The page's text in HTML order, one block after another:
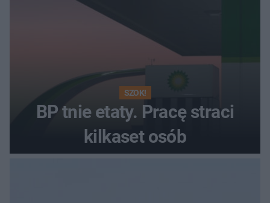
SZOK!
BP tnie etaty. Pracę straci
kilkaset osób